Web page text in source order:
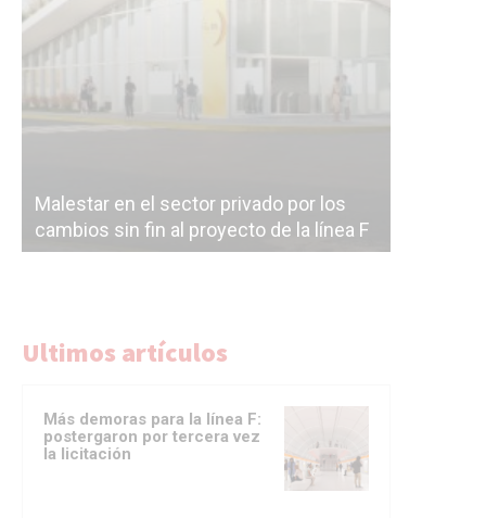
Malestar en el sector privado por los
cambios sin fin al proyecto de la línea F
Ultimos artículos
Más demoras para la línea F:
postergaron por tercera vez
la licitación